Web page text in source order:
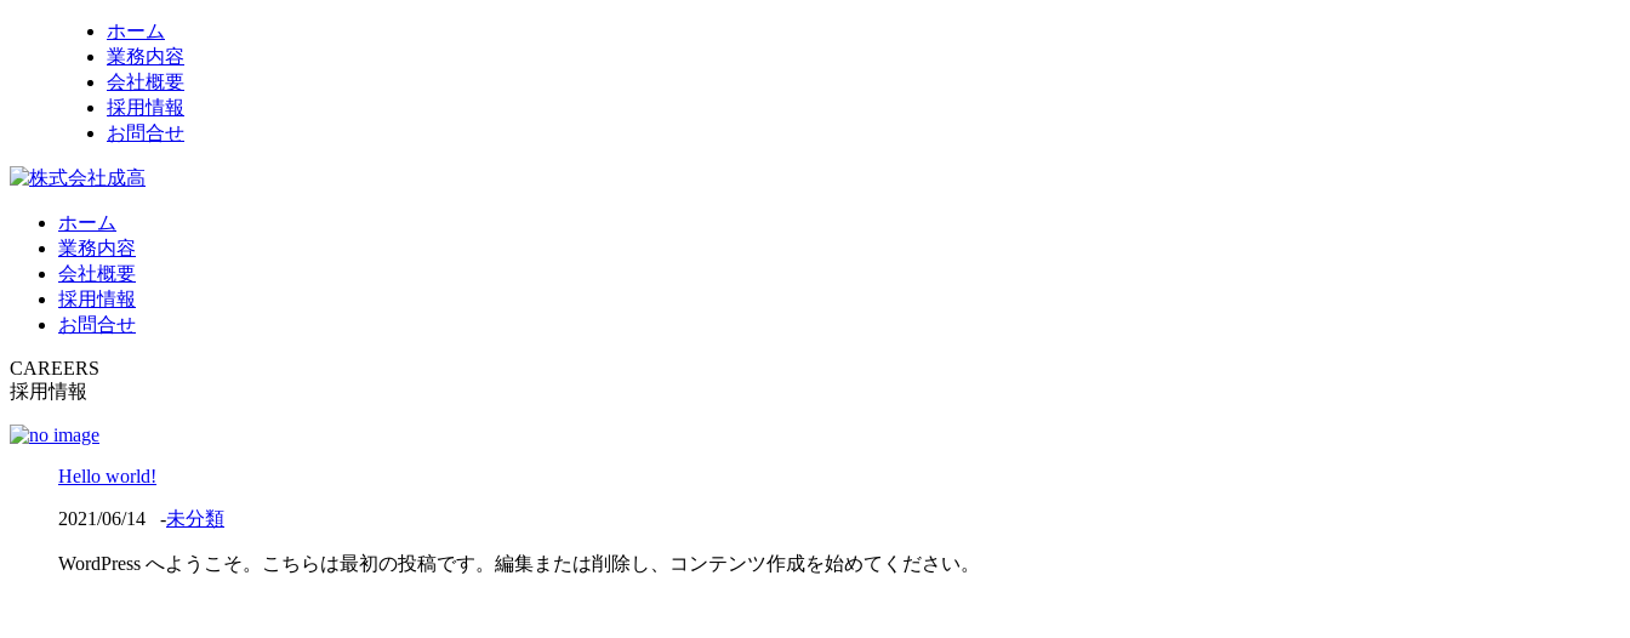
ホーム
業務内容
会社概要
採用情報
お問合せ
ホーム
業務内容
会社概要
採用情報
お問合せ
CAREERS
採用情報
Hello world!
2021/06/14 -未分類
WordPress へようこそ。こちらは最初の投稿です。編集または削除し、コンテンツ作成を始めてください。